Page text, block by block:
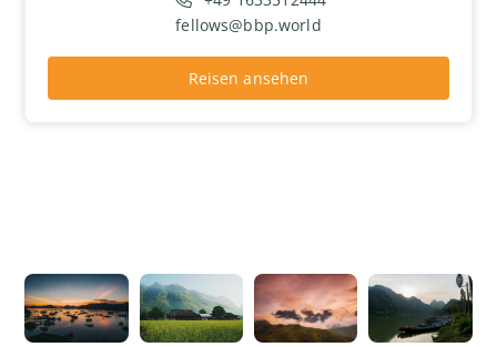
fellows@bbp.world
Reisen ansehen